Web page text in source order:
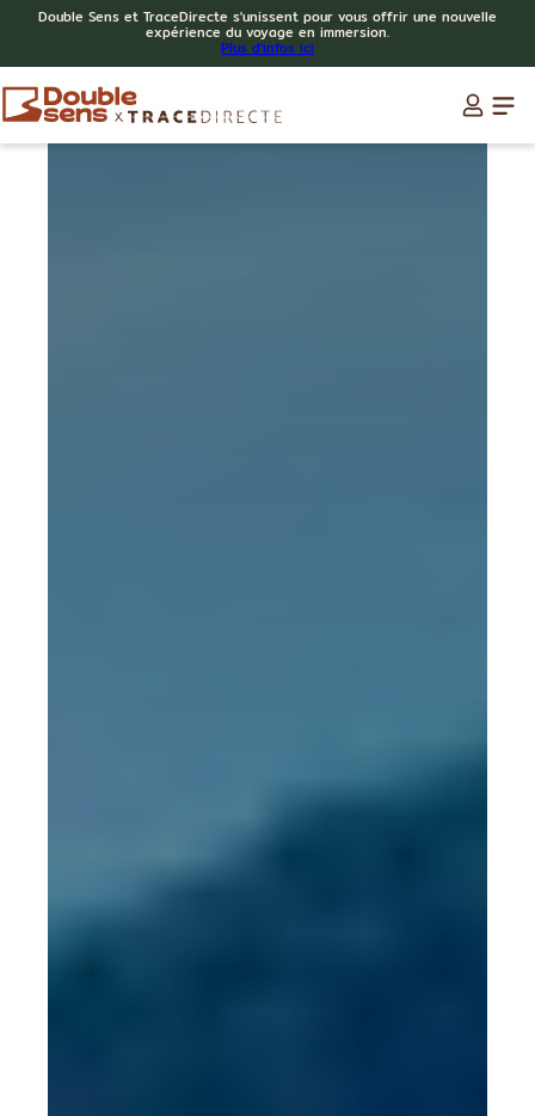
Double Sens et TraceDirecte s'unissent pour vous offrir une nouvelle
expérience du voyage en immersion.
Plus d'infos ici